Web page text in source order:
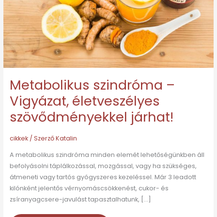
Metabolikus szindróma –
Vigyázat, életveszélyes
szövődményekkel járhat!
cikkek/ SzerzőKatalin
A metabolikus szindróma minden elemét lehetőségünkben áll
befolyásolni táplálkozással, mozgással, vagy ha szükséges,
átmeneti vagy tartós gyógyszeres kezeléssel. Már 3 leadott
kilónként jelentős vérnyomáscsökkenést, cukor- és
zsíranyagcsere-javulást tapasztalhatunk, […]
szövődményekkel
járhat!